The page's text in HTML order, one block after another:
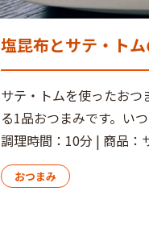
塩昆布とサテ・ト
サテ・トムを使ったおつ
る1品おつまみです。い
アンに変身！ 辛さと塩味
ビールのおつまみに止ま
調理時間：10分 | 商品：
おつまみ